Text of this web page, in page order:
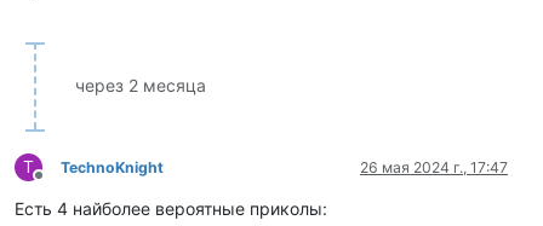
через 2 месяца
T
Не в сети
TechnoKnight 26 мая 2024 г., 17:47
Есть 4 найболее вероятные приколы: